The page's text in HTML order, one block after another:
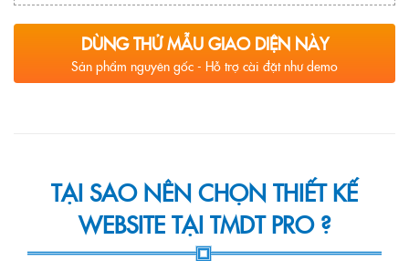
DÙNG THỬ MẪU GIAO DIỆN NÀY
Sản phẩm nguyên gốc - Hỗ trợ cài đặt như demo
TẠI SAO NÊN CHỌN THIẾT KẾ
WEBSITE TẠI TMDT PRO ?